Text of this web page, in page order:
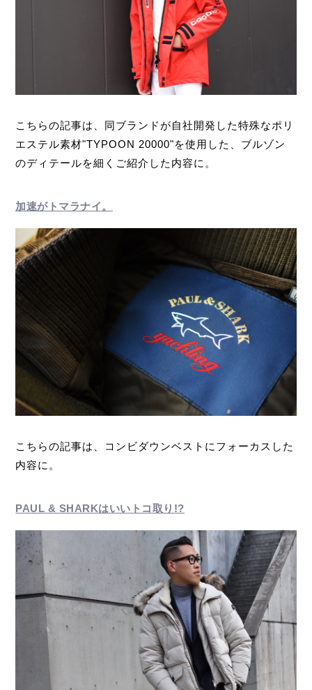
こちらの記事は、同ブランドが自社開発した特殊なポリ
エステル素材"TYPOON 20000"を使用した、ブルゾン
のディテールを細くご紹介した内容に。
加速がトマラナイ。
こちらの記事は、コンビダウンベストにフォーカスした
内容に。
PAUL & SHARKはいいトコ取り!?